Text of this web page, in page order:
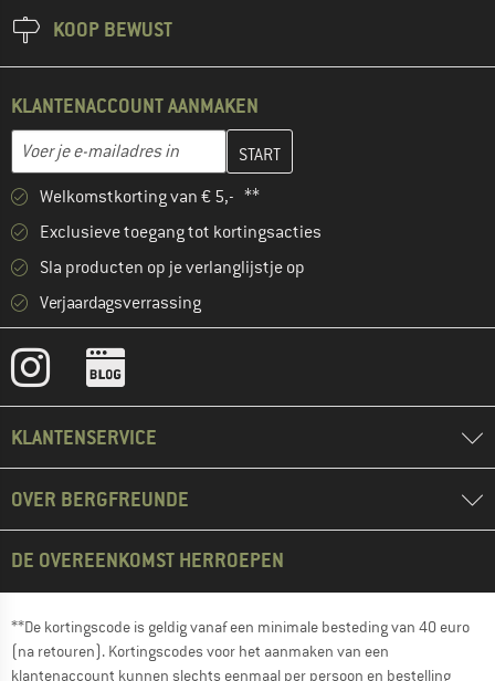
KOOP BEWUST
KLANTENACCOUNT AANMAKEN
E-mailadres
Vul je e-mailadres hier in en maak in de volgende stap je
Welkomstkorting van € 5,- **
Exclusieve toegang tot kortingsacties
Sla producten op je verlanglijstje op
Verjaardagsverrassing
KLANTENSERVICE
OVER BERGFREUNDE
DE OVEREENKOMST HERROEPEN
**De kortingscode is geldig vanaf een minimale besteding van 40 euro
(na retouren). Kortingscodes voor het aanmaken van een
klantenaccount kunnen slechts eenmaal per persoon en bestelling